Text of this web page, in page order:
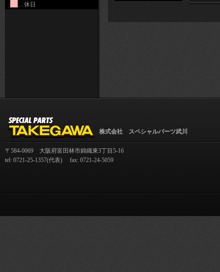
…休日
株式会社 スペシャルパーツ武川
〒584-0069 大阪府富田林市錦織東3丁目5-16
tel: 0721-25-1357(代表) fax: 0721-24-5059